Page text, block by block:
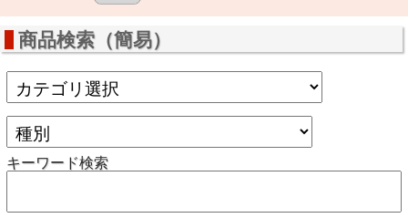
商品検索（簡易）
キーワード検索